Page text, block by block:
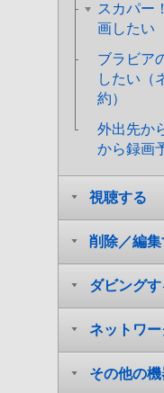
スカパー
画したい
ブラビア
したい（
約）
外出先か
から録画
視聴する
削除／編集
ダビングす
ネットワ
その他の